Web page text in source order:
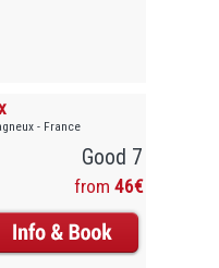
- France
Good 7
from 46€